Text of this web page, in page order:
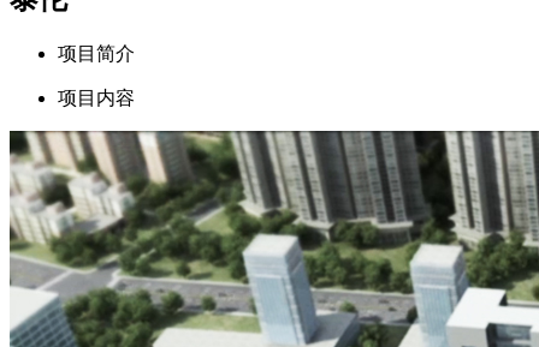
项目简介
项目内容